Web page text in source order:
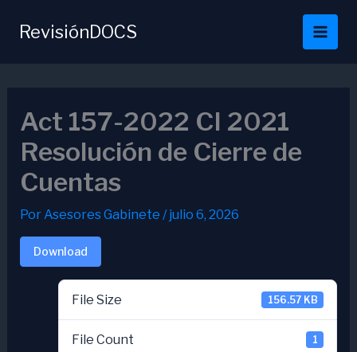
RevisiónDOCS
Act 157-2022 CI 2021
Resolución de Cierre de
Cuentas
PorAsesores Gabinete /julio 6, 2026
Download
File Size 156.57 KB
File Count 1